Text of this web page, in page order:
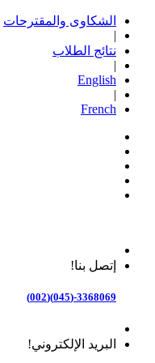
الشكاوى والمقترحات
|
نتائج الطلاب
|
English
|
French
إتصل بنا!
3368069-(045)(002)
البريد الإلكتروني!